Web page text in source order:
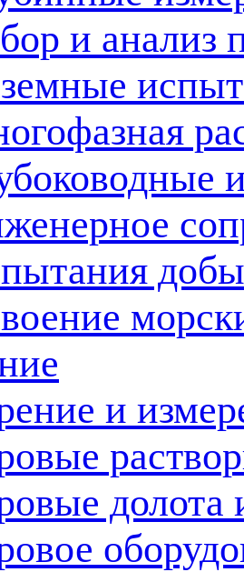
и анализ
и
долота